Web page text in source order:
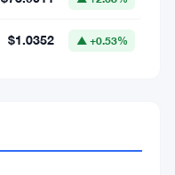
$1.0352 ▲ +0.53%